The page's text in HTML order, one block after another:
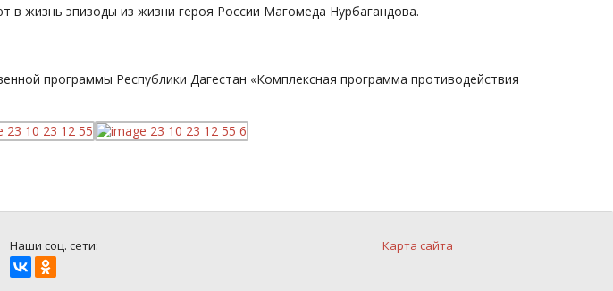
в жизнь эпизоды из жизни героя России Магомеда Нурбагандова.
программы Республики Дагестан «Комплексная программа противодействия
Наши соц. сети: Карта сайта